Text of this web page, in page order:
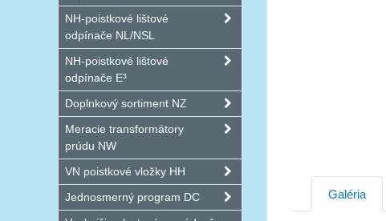
Galéria
NH-poistkové lištové
odpínače NL/NSL
NH-poistkové lištové
odpínače E³
Doplnkový sortiment NZ
Meracie transformátory
prúdu NW
VN poistkové vložky HH
Jednosmerný program DC